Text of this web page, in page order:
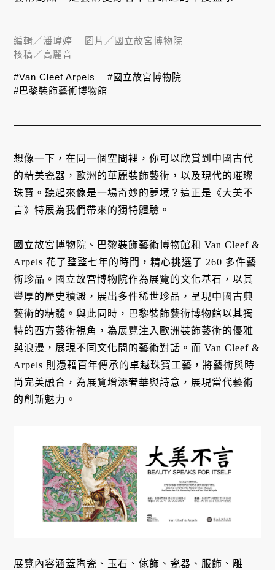
想像一下，在同一個空間裡，你可以欣賞到中國古代
的精美瓷器，歐洲的華麗裝飾藝術，以及現代的璀璨
珠寶。聽起來像是一場奇妙的夢境？這正是《大美不
言》特展為我們帶來的獨特體驗。
國立故宮博物院、巴黎裝飾藝術博物館和 Van Cleef &
Arpels 花了整整七年的時間，精心挑選了 260 多件藝
術珍品。國立故宮博物院作為展覽的文化基石，以其
豐厚的歷史積澱，展出多件稀世珍品，呈現中國古典
藝術的精髓。與此同時，巴黎裝飾藝術博物館以其獨
特的西方藝術視角，為展覽注入歐洲裝飾藝術的優雅
與浪漫，展現不同文化間的藝術對話。而 Van Cleef &
Arpels 則憑藉百年傳承的卓越珠寶工藝，將藝術與時
尚完美融合，為展覽增添奢華與詩意，展現當代藝術
的創新魅力。
展覽內容涵蓋陶瓷、玉石、傢飾、瓷器、服飾、雕
編輯／潘瑋婷 圖片／ 國立故宮博物院
核稿／高麗音
#Van Cleef Arpels
#國立故宮博物院
#巴黎裝飾藝術博物館